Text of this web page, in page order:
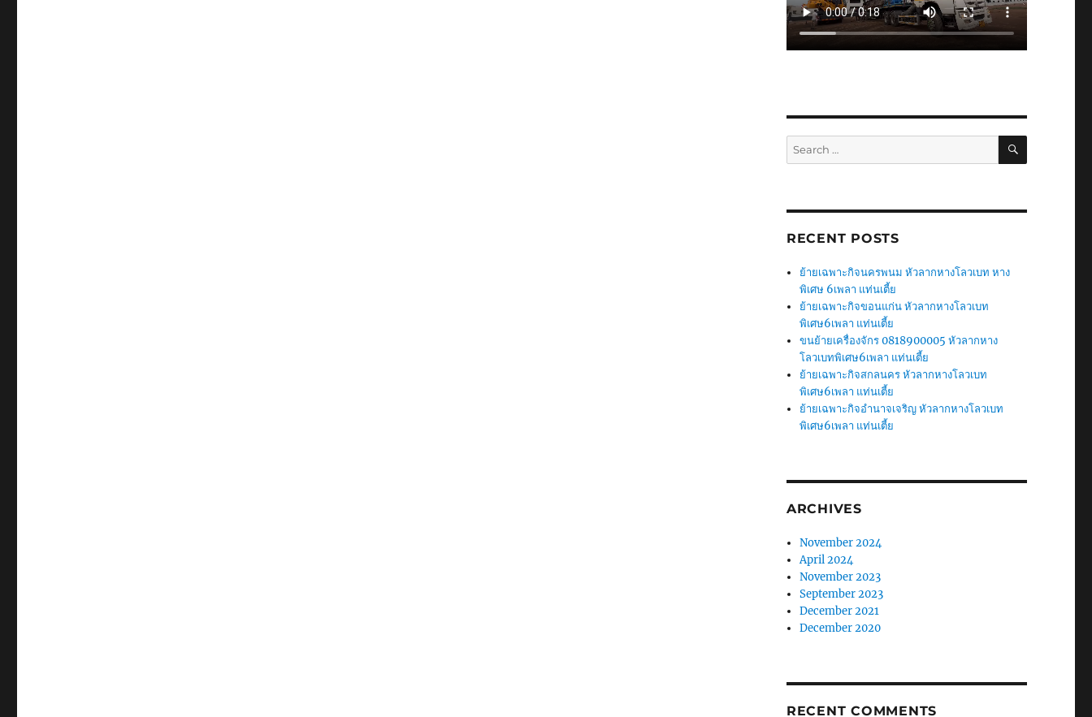
Search
for:
SEARCH
RECENT POSTS
ย้ายเฉพาะกิจนครพนม หัวลากหางโลวเบท หาง
พิเศษ 6เพลา แท่นเตี้ย
ย้ายเฉพาะกิจขอนแก่น หัวลากหางโลวเบท
พิเศษ6เพลา แท่นเตี้ย
ขนย้ายเครื่องจักร 0818900005 หัวลากหาง
โลวเบทพิเศษ6เพลา แท่นเตี้ย
ย้ายเฉพาะกิจสกลนคร หัวลากหางโลวเบท
พิเศษ6เพลา แท่นเตี้ย
ย้ายเฉพาะกิจอำนาจเจริญ หัวลากหางโลวเบท
พิเศษ6เพลา แท่นเตี้ย
ARCHIVES
November 2024
April 2024
November 2023
September 2023
December 2021
December 2020
RECENT COMMENTS